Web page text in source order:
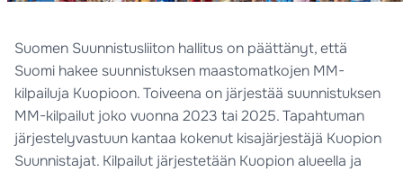
Suomen Suunnistusliiton hallitus on päättänyt, että
Suomi hakee suunnistuksen maastomatkojen MM-
kilpailuja Kuopioon. Toiveena on järjestää suunnistuksen
MM-kilpailut joko vuonna 2023 tai 2025. Tapahtuman
järjestelyvastuun kantaa kokenut kisajärjestäjä Kuopion
Suunnistajat. Kilpailut järjestetään Kuopion alueella ja